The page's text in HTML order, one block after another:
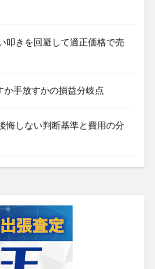
叩きを回避して適正価格で売
手放すかの損益分岐点
悔しない判断基準と費用の分